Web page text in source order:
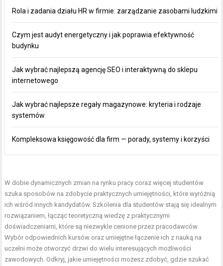
Rola i zadania działu HR w firmie: zarządzanie zasobami ludzkimi
Czym jest audyt energetyczny i jak poprawia efektywność
budynku
Jak wybrać najlepszą agencję SEO i interaktywną do sklepu
internetowego
Jak wybrać najlepsze regały magazynowe: kryteria i rodzaje
systemów
Kompleksowa księgowość dla firm — porady, systemy i korzyści
W dobie dynamicznych zmian na rynku pracy coraz więcej studentów
szuka sposobów na zdobycie praktycznych umiejętności, które wyróżnią
ich wśród innych kandydatów. Szkolenia dla studentów stają się idealnym
rozwiązaniem, łącząc teoretyczną wiedzę z praktycznymi
doświadczeniami, które są niezwykle cenione przez pracodawców.
Wybór odpowiednich kursów oraz umiejętne łączenie ich z nauką na
uczelni może otworzyć drzwi do wielu interesujących możliwości
zawodowych. Odkryj, jakie umiejętności możesz zdobyć, gdzie szukać